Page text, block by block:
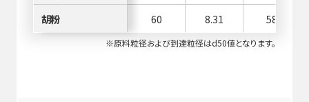
胡粉
60 8.31 58
※原料粒径および到達粒径はd50値となります。